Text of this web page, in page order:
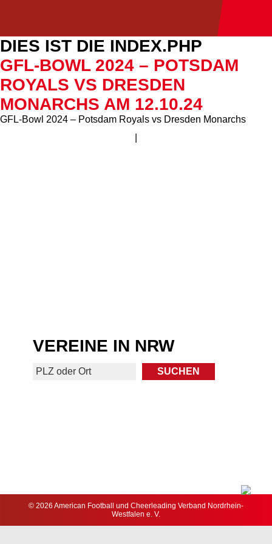
DIES IST DIE INDEX.PHP
GFL-BOWL 2024 – POTSDAM
ROYALS VS DRESDEN
MONARCHS AM 12.10.24
GFL-Bowl 2024 – Potsdam Royals vs Dresden Monarchs
VEREINE IN NRW
© 2026 American Football und Cheerleading Verband Nordrhein-
Westfalen e. V.